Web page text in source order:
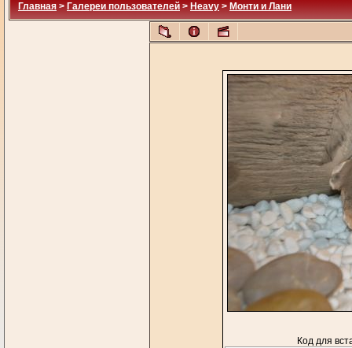
Главная > Галереи пользователей > Heavy > Монти и Лани
Код для